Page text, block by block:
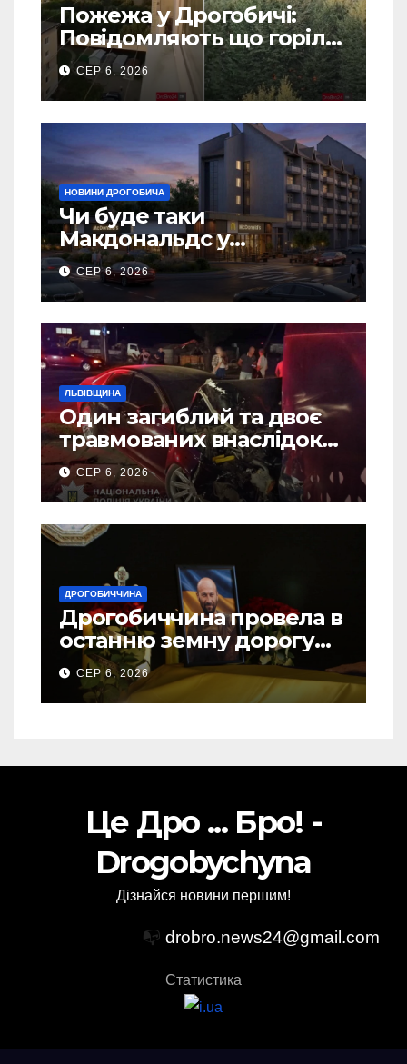
Пожежа у Дрогобичі:
Повідомляють що горіло
5 гаражів (Відео)
СЕР 6, 2026
НОВИНИ ДРОГОБИЧА
Чи буде таки
Макдональдс у
Дрогобичі? (Фото)
СЕР 6, 2026
ЛЬВІВЩИНА
Один загиблий та двоє
травмованих внаслідок
ДТП на Самбірщині
СЕР 6, 2026
ДРОГОБИЧЧИНА
Дрогобиччина провела в
останню земну дорогу
свого Захисника – Олега
Торського
СЕР 6, 2026
Це Дро ... Бро! -
Drogobychyna
Дізнайся новини першим!
📭 drobro.news24@gmail.com
Статистика